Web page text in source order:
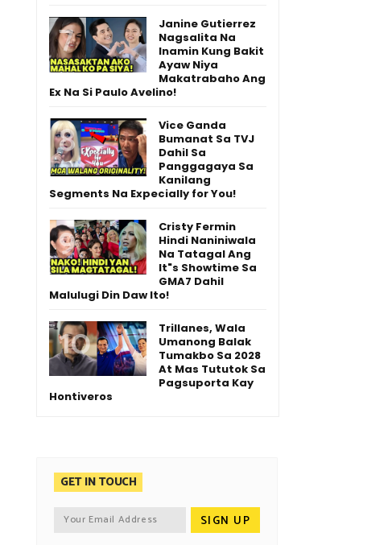
Janine Gutierrez
Nagsalita Na
Inamin Kung Bakit
Ayaw Niya
Makatrabaho Ang
Ex Na Si Paulo Avelino!
Vice Ganda
Bumanat Sa TVJ
Dahil Sa
Panggagaya Sa
Kanilang
Segments Na Expecially for You!
Cristy Fermin
Hindi Naniniwala
Na Tatagal Ang
It"s Showtime Sa
GMA7 Dahil
Malulugi Din Daw Ito!
Trillanes, Wala
Umanong Balak
Tumakbo Sa 2028
At Mas Tututok Sa
Pagsuporta Kay
Hontiveros
GET IN TOUCH